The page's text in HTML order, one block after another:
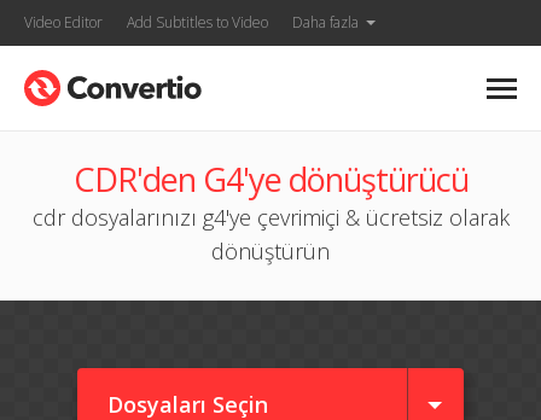
Video Editor Add Subtitles to Video Daha fazla
CDR'den G4'ye dönüştürücü
cdr dosyalarınızı g4'ye çevrimiçi & ücretsiz olarak
dönüştürün
Dosyaları Seçin